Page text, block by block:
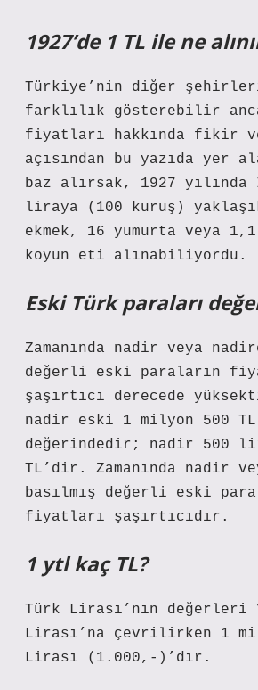
1927’de 1 TL ile ne
Türkiye’nin diğer
farklılık gösterebilir
fiyatları hakkında fikir
açısından bu yazıda yer
baz alırsak, 1927 yılında
liraya (100 kuruş)
ekmek, 16 yumurta veya
koyun eti alınabiliyordu.
Eski Türk paraları
Zamanında nadir veya
değerli eski paraların
şaşırtıcı derecede
nadir eski 1 milyon 500 TL
değerindedir; nadir 500
TL’dir. Zamanında nadir
basılmış değerli eski
fiyatları şaşırtıcıdır.
1 ytl kaç TL?
Türk Lirası’nın değerleri
Lirası’na çevrilirken 1
Lirası (1.000,-)’dır.